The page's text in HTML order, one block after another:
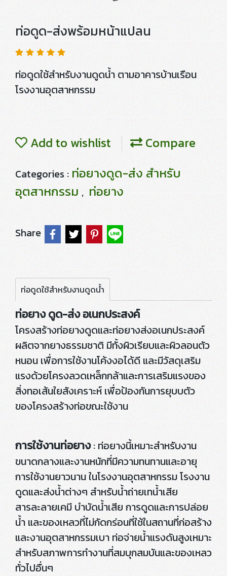
ท่อดูด-ส่งพร้อมหน้าแปลน
ท่อดูดใช้สำหรับงานดูดน้ำ ตามอาคารบ้านเรือน
โรงงานอุตสาหกรรม
Add to wishlist Compare
Categories : ท่อยางดูด-ส่ง สำหรับ
อุตสาหกรรม , ท่อยาง
Share
ท่อดูดใช้สำหรับงานดูดน้ำ
ท่อยาง ดูด-ส่ง อเนกประสงค์
โครงสร้างท่อยางดูดและท่อยางส่งอเนกประสงค์
ผลิตจากยางธรรมชาติ มีทั้งผิวเรียบและผิวลอนตัว
หนอน เพื่อการใช้งานโค้งงอได้ดี และมีวัสดุเสริม
แรงด้วยโครงลวดเหล็กกล้าและการเสริมแรงของ
สิ่งทอเส้นใยสังเคราะห์ เพื่อป้องกันการยุบบตัว
ของโครงสร้างท่อขณะใช้งาน
การใช้งานท่อยาง: ท่อยางนี้เหมาะสำหรับงาน
ขนาดกลางและงานหนักที่มีความทนทานและอายุ
การใช้งานยาวนาน ในโรงงานอุตสาหกรรม โรงงาน
ดูดและส่งน้ำต่างๆ สำหรับน้ำถ่ายเทน้ำเสีย
สารละลายเคมี บำบัดน้ำเสีย การดูดและการปล่อย
น้ำ และของเหลวที่ไม่กัดกร่อนที่ใช้ในสถานที่ก่อสร้าง
และงานอุตสาหกรรมเบา ท่อจ่ายน้ำแรงดันสูงเหมาะ
สำหรับสภาพการทำงานที่สมบุกสมบันและของเหลว
ทั่วไปอื่นๆ